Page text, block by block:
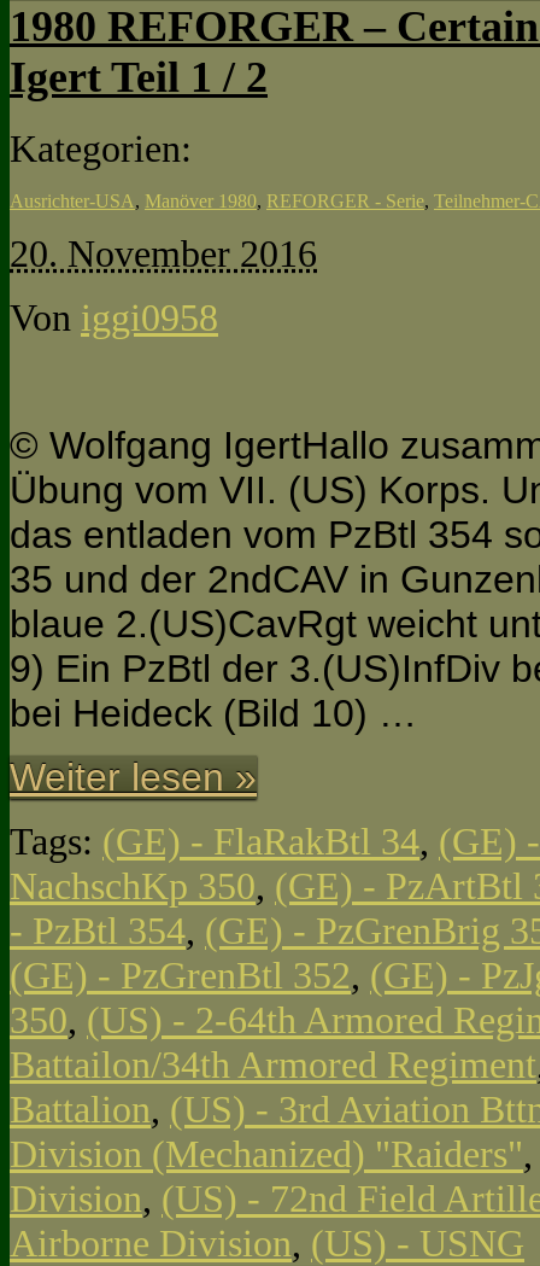
1980 REFORGER –
Igert Teil 1 / 2
Kategorien:
Ausrichter-USA, Manöver 1980, REFORGER - Serie, Teilnehmer-
20. November 2016
Von iggi0958
© Wolfgang IgertHallo
Übung vom VII. (US) Korps.
das entladen vom PzBtl 354
35 und der 2ndCAV in
blaue 2.(US)CavRgt weicht
9) Ein PzBtl der 3.(US)InfDiv
bei Heideck (Bild 10) …
Weiter lesen »
Tags: (GE) - FlaRakBtl 34, (GE)
NachschKp 350, (GE) - PzArtBtl
- PzBtl 354, (GE) - PzGrenBrig
(GE) - PzGrenBtl 352, (GE) -
350, (US) - 2-64th Armored
Battailon/34th Armored Regiment
Battalion, (US) - 3rd Aviation
Division (Mechanized) "Raiders"
Division, (US) - 72nd Field
Airborne Division, (US) - USNG